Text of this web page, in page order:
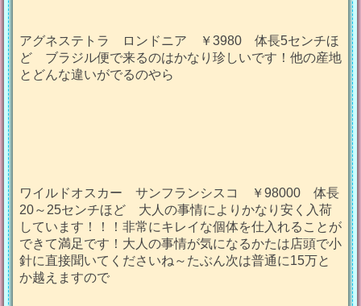
アグネステトラ ロンドニア ￥3980 体長5センチほ
ど ブラジル便で来るのはかなり珍しいです！他の産地
とどんな違いがでるのやら
ワイルドオスカー サンフランシスコ ￥98000 体長
20～25センチほど 大人の事情によりかなり安く入荷
しています！！！非常にキレイな個体を仕入れることが
できて満足です！大人の事情が気になるかたは店頭で小
針に直接聞いてくださいね～たぶん次は普通に15万と
か越えますので